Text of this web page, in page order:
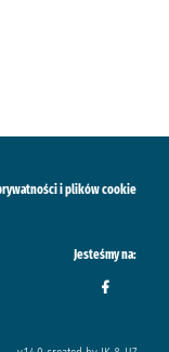
i plików cookie
Jesteśmy na: